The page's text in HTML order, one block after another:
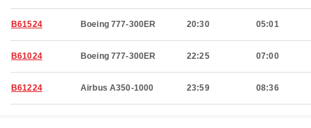
B61524 Boeing 777-300ER 20:30 05:01
B61024 Boeing 777-300ER 22:25 07:00
B61224 Airbus A350-1000 23:59 08:36